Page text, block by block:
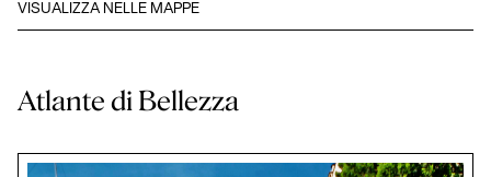
VISUALIZZA NELLE MAPPE
Atlante di Bellezza